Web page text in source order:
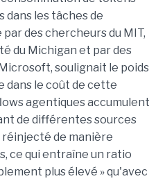
dans les tâches de
des chercheurs du MIT,
du Michigan et par des
soulignait le poids
dans le coût de cette
agentiques accumulent
de différentes sources
de manière
ce qui entraîne un ratio
plus élevé » qu'avec